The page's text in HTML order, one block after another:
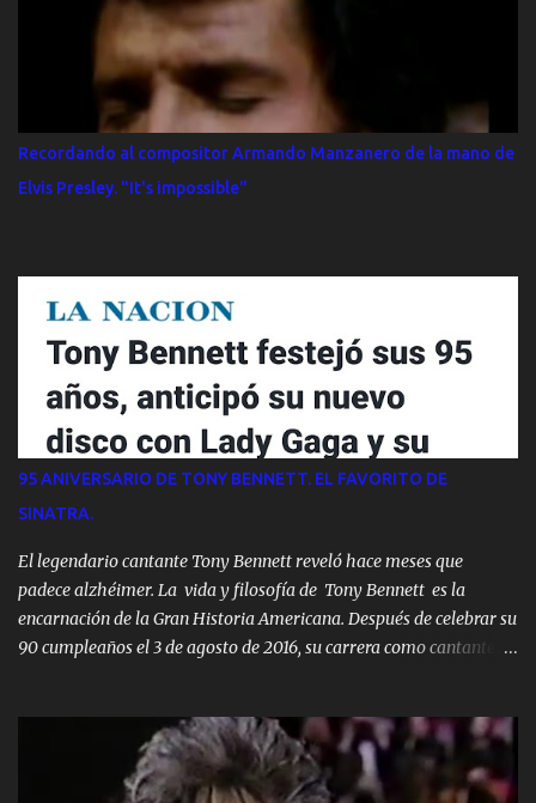
finanzas que han conseguido una codiciada entrada. Su precio no
es alto, por 125 dólares se puede ver bailar un vals a los Reagan,
que saltarán de baile en baile, pero es imposible lograrlas desde
hace semanas. Habrá un baile especial para los jóvenes, ya que
Reagan no olvida que el 60% de la población entre 18 y 30 años le
votó el pasado noviembre. Es un electorado que no quieren perder
los republicanos.
Recordando al compositor Armando Manzanero de la mano de
Elvis Presley. "It's impossible"
95 ANIVERSARIO DE TONY BENNETT. EL FAVORITO DE
SINATRA.
El legendario cantante Tony Bennett reveló hace meses que
padece alzhéimer. La vida y filosofía de Tony Bennett es la
encarnación de la Gran Historia Americana. Después de celebrar su
90 cumpleaños el 3 de agosto de 2016, su carrera como cantante
generaciones. A través de su dedicación a la excelencia. y su
insistencia en la calidad, se ha convertido en el guardián de la
llama al exaltar las virtudes y valores representados por el Gran